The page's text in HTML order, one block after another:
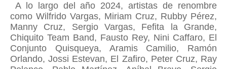
A lo largo del año 2024, artistas de renombre
como Wilfrido Vargas, Miriam Cruz, Rubby Pérez,
Manny Cruz, Sergio Vargas, Fefita la Grande,
Chiquito Team Band, Fausto Rey, Nini Caffaro, El
Conjunto Quisqueya, Aramis Camilio, Ramón
Orlando, Jossi Estevan, El Zafiro, Peter Cruz, Ray